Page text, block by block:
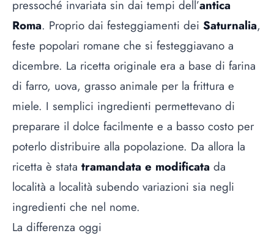
pressoché invariata sin dai tempi dell’antica
Roma. Proprio dai festeggiamenti dei Saturnalia,
feste popolari romane che si festeggiavano a
dicembre. La ricetta originale era a base di farina
di farro, uova, grasso animale per la frittura e
miele. I semplici ingredienti permettevano di
preparare il dolce facilmente e a basso costo per
poterlo distribuire alla popolazione. Da allora la
ricetta è stata tramandata e modificata da
località a località subendo variazioni sia negli
ingredienti che nel nome.
La differenza oggi